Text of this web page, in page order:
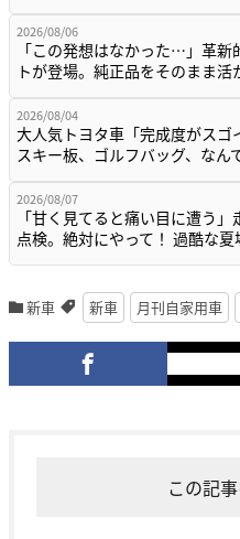
2026/08/06
「この発想はなかった…」革新
トが登場。純正品をそのまま
2026/08/04
大人気トヨタ車「完成度がスゴ
スキー板、ゴルフバッグ、な
2026/08/07
「甘く見てると痛い目に遭う
点検。絶対にやって！ 過酷な
新車 新車 月刊自家用車
この記